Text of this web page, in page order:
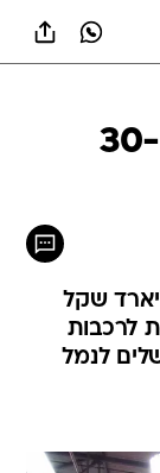
מתל-אביב לירושלים ב-30
שקל
לרכבות
לנמל